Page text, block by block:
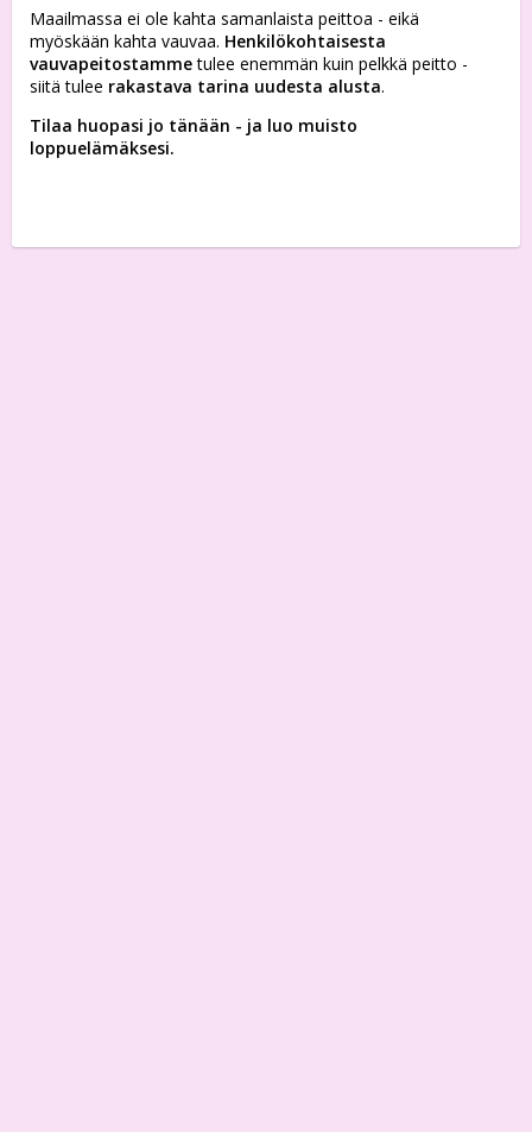
Maailmassa ei ole kahta samanlaista peittoa - eikä
myöskään kahta vauvaa. Henkilökohtaisesta
vauvapeitostammetulee enemmän kuin pelkkä peitto -
siitä tulee rakastava tarina uudesta alusta.
Tilaa huopasi jo tänään - ja luo muisto
loppuelämäksesi.